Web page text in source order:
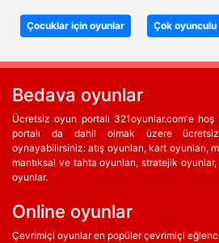
Çocuklar için oyunlar Çok oyunculu
Bedava oyunlar
Ücretsiz oyun portalı 321oyunlar.com'e
portalı da dahil olmak üzere
oynayabilirsiniz: atış oyunları, kart oyunları,
mantıksal ve tahta oyunları, stratejik
oyunlar.
Online oyunlar
Çevrimiçi oyunlar en popüler çevrimiçi